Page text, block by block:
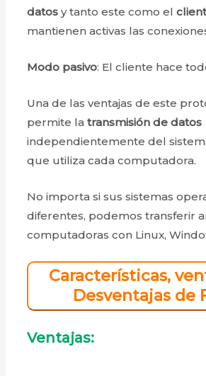
datosy tanto este como el
mantienen activas las
Modo pasivo: El cliente hace
Una de las ventajas de este
permite la transmisión de datos
independientemente del
que utiliza cada computadora.
No importa si sus sistemas
diferentes, podemos transferir
computadoras con Linux,
Características,
Desventajas de
Ventajas: